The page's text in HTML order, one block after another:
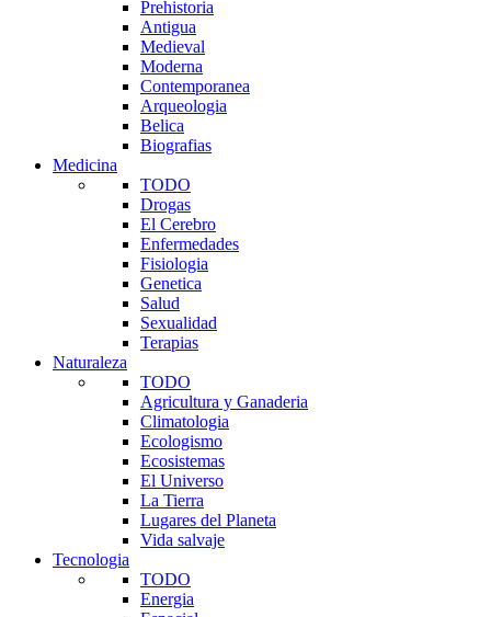
Prehistoria
Antigua
Medieval
Moderna
Contemporanea
Arqueologia
Belica
Biografias
Medicina
TODO
Drogas
El Cerebro
Enfermedades
Fisiologia
Genetica
Salud
Sexualidad
Terapias
Naturaleza
TODO
Agricultura y Ganaderia
Climatologia
Ecologismo
Ecosistemas
El Universo
La Tierra
Lugares del Planeta
Vida salvaje
Tecnologia
TODO
Energia